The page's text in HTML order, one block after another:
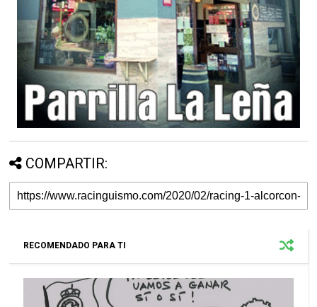
COMPARTIR:
RECOMENDADO PARA TI